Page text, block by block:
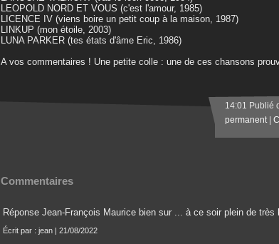
LEOPOLD NORD ET VOUS (c'est l'amour, 1985)
LICENCE IV (viens boire un petit coup à la maison, 1987)
LINKUP (mon étoile, 2003)
LUNA PARKER (tes états d'âme Eric, 1986)
A vos commentaires ! Une petite colle : une de ces chansons
14:01 Publié
permanent|
Commentaires
Réponse Jean-François Maurice bien sur ... à ce soir plein de
Écrit par : jean | 21/08/2022